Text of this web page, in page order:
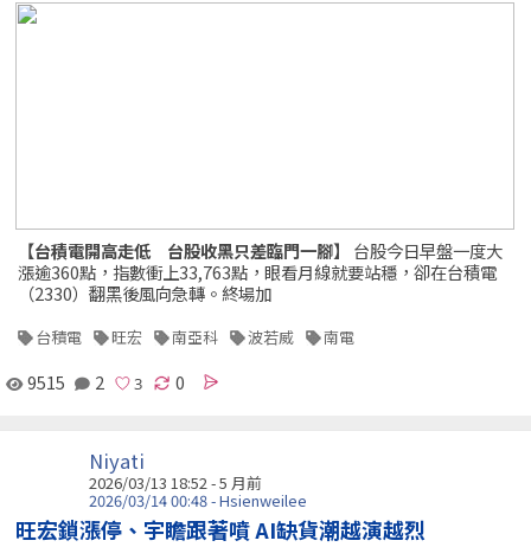
【台積電開高走低 台股收黑只差臨門一腳】
台股今日早盤一度大
漲逾360點，指數衝上33,763點，眼看月線就要站穩，卻在台積電
（2330）翻黑後風向急轉。終場加
台積電 旺宏 南亞科 波若威 南電
9515 2 0
Niyati
2026/03/13 18:52 - 5 月前
2026/03/14 00:48 - Hsienweilee
旺宏鎖漲停、宇瞻跟著噴 AI缺貨潮越演越烈